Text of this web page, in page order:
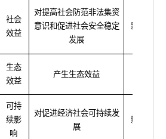
社会
效益
对提高社会防范非法集资
意识和促进社会安全稳定
发展
影响程度
生态
效益
产生生态效益
可持
续影
响
对促进经济社会可持续发
展
影响程度